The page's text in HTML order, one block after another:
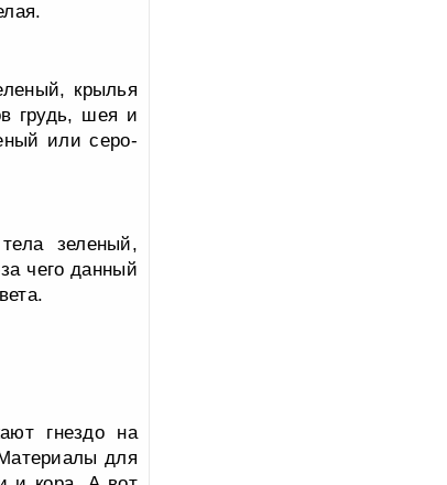
крылья
грудь, шея и
или серо-
зеленый,
чего данный
гнездо на
для